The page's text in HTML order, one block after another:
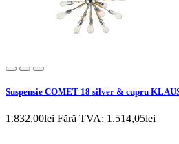
Suspensie COMET 18 silver & cupru
1.832,00lei Fără TVA: 1.514,05lei